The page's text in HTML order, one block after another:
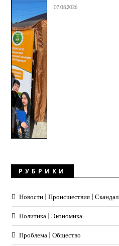
07.08.2026
РУБРИКИ
Новости | Происшествия | Скандал
Политика | Экономика
Проблема | Общество